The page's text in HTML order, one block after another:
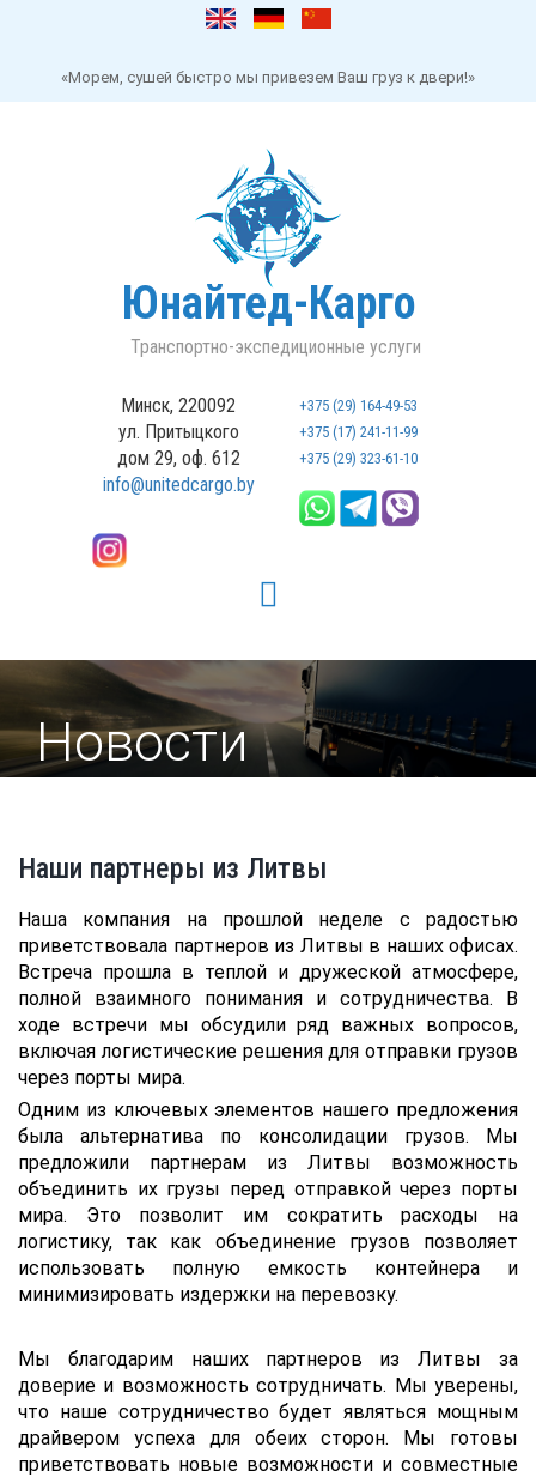
«Морем, сушей быстро мы привезем Ваш груз к двери!»
Юнайтед-Карго
Транспортно-экспедиционные услуги
Минск, 220092
ул. Притыцкого
дом 29, оф. 612
info@unitedcargo.by
+375 (29) 164-49-53
+375 (17) 241-11-99
+375 (29) 323-61-10
Новости
Наши партнеры из Литвы
Наша компания на прошлой неделе с радостью
приветствовала партнеров из Литвы в наших офисах.
Встреча прошла в теплой и дружеской атмосфере,
полной взаимного понимания и сотрудничества. В
ходе встречи мы обсудили ряд важных вопросов,
включая логистические решения для отправки грузов
через порты мира.
Одним из ключевых элементов нашего предложения
была альтернатива по консолидации грузов. Мы
предложили партнерам из Литвы возможность
объединить их грузы перед отправкой через порты
мира. Это позволит им сократить расходы на
логистику, так как объединение грузов позволяет
использовать полную емкость контейнера и
минимизировать издержки на перевозку.
Мы благодарим наших партнеров из Литвы за
доверие и возможность сотрудничать. Мы уверены,
что наше сотрудничество будет являться мощным
драйвером успеха для обеих сторон. Мы готовы
приветствовать новые возможности и совместные